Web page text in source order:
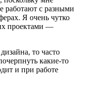
работают с разными
Я очень чутко
проектами —
то часто
какие-то
и при работе